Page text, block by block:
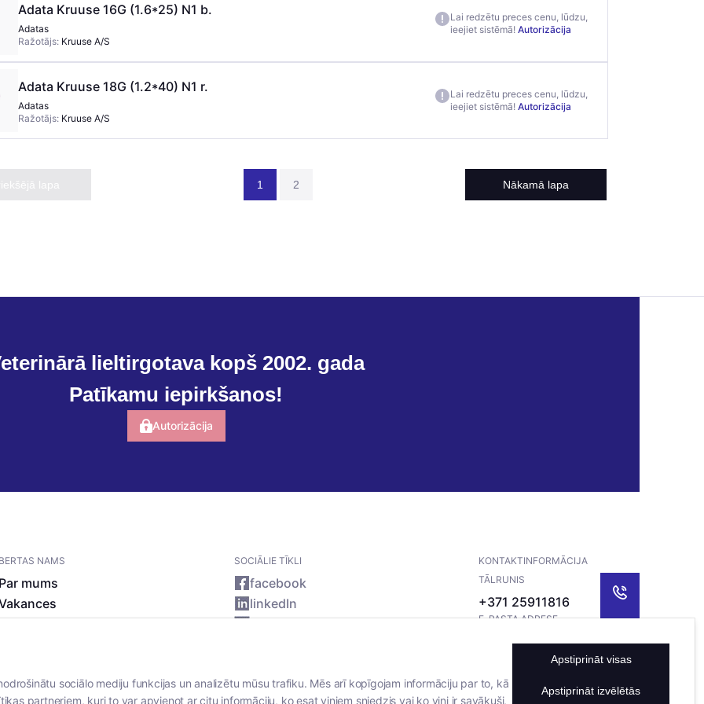
Adata Kruuse 16G (1.6*25) N1 b.
Adatas
Ražotājs: Kruuse A/S
Lai redzētu preces cenu, lūdzu,
ieejiet sistēmā! Autorizācija
Adata Kruuse 18G (1.2*40) N1 r.
Adatas
Ražotājs: Kruuse A/S
Lai redzētu preces cenu, lūdzu,
ieejiet sistēmā! Autorizācija
lapa 1 2 Nākamā lapa
lieltirgotava kopš 2002. gada
Patīkamu iepirkšanos!
Autorizācija
NAMS
mums
SOCIĀLIE TĪKLI
facebook
linkedIn
KONTAKTINFORMĀCIJA
TĀLRUNIS
+371 25911816
E-PASTA ADRESE
info@bertasnams.lv
sociālo mediju funkcijas un analizētu mūsu trafiku. Mēs arī kopīgojam informāciju par to, kā
partneriem, kuri to var apvienot ar citu informāciju, ko esat viņiem sniedzis vai ko viņi ir savākuši,
Apstiprināt visas
Apstiprināt izvēlētās